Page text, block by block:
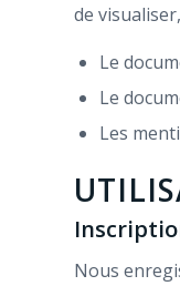
de
Le
Le
Les
Nous